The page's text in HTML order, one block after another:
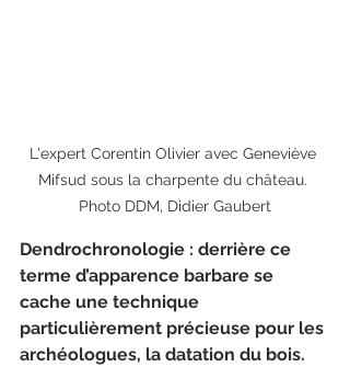
L'expert Corentin Olivier avec Geneviève
Mifsud sous la charpente du château.
Photo DDM, Didier Gaubert
Dendrochronologie : derrière ce
terme d’apparence barbare se
cache une technique
particulièrement précieuse pour les
archéologues, la datation du bois.